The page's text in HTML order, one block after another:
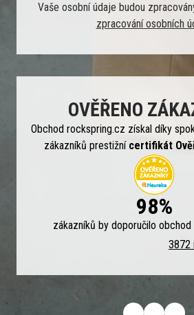
Vaše osobní údaje budou
zpracování osobních
OVĚŘENO
Obchod rockspring.cz získal díky
zákazníků prestižní certifikát
98%
zákazníků by doporučilo
3872